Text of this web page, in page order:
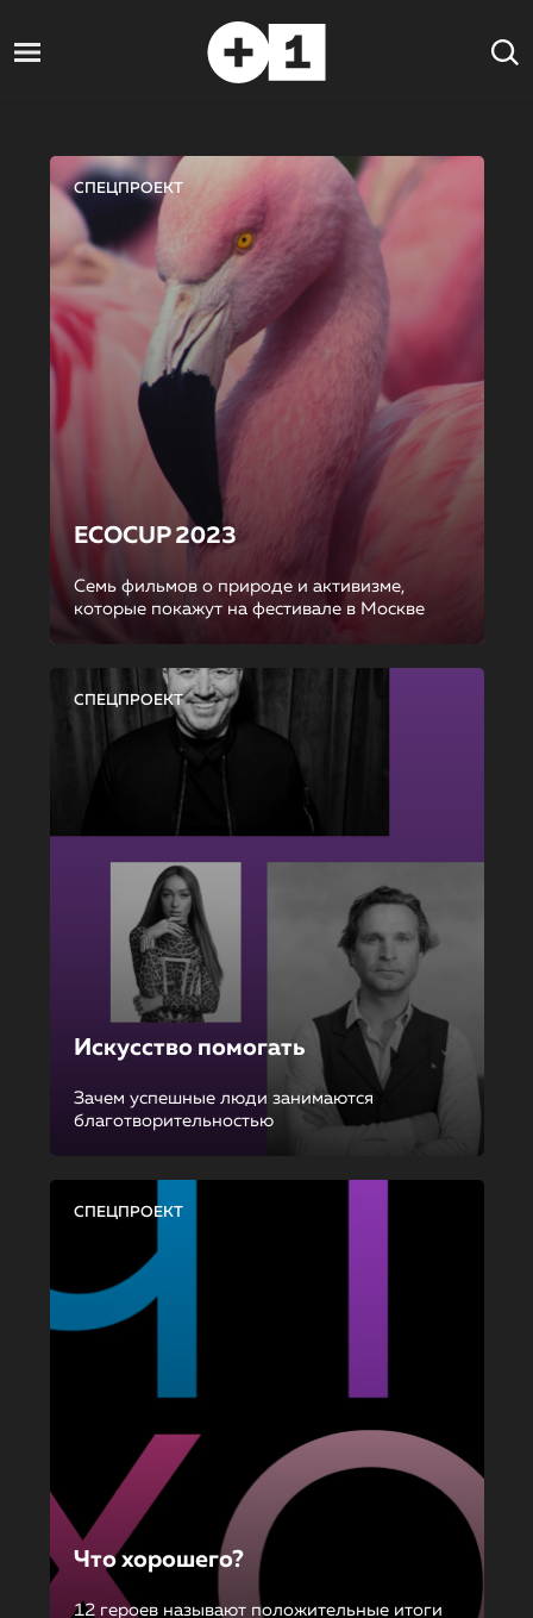
СПЕЦПРОЕКТ
ECOCUP 2023
Семь фильмов о природе и активизме,
которые покажут на фестивале в Москве
СПЕЦПРОЕКТ
Искусство помогать
Зачем успешные люди занимаются
благотворительностью
СПЕЦПРОЕКТ
Что хорошего?
12 героев называют положительные итоги